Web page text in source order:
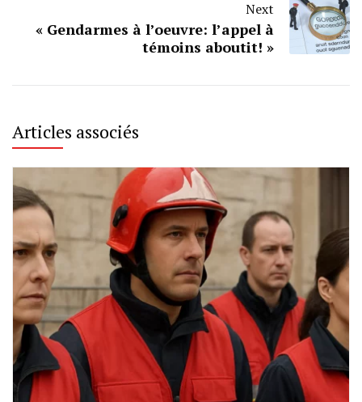
Next
« Gendarmes à l’oeuvre: l’appel à
témoins aboutit! »
Articles associés